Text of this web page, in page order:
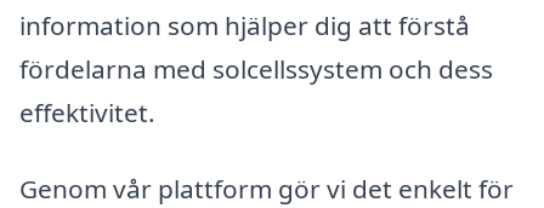
information som hjälper dig att förstå
fördelarna med solcellssystem och dess
effektivitet.
Genom vår plattform gör vi det enkelt för